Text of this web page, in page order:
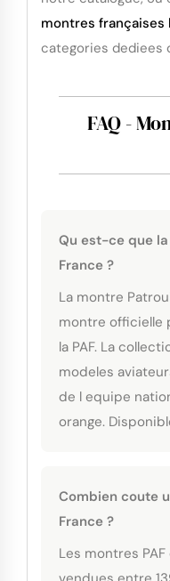
montres françaises
categories dediees
FAQ -
Qu est-ce que
France ?
La montre
montre officielle
la PAF. La
modeles
de l equipe
orange.
Combien coute
France ?
Les montres